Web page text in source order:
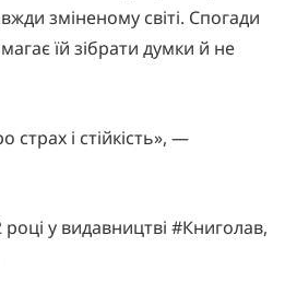
зміненому світі. Спогади
їй зібрати думки й не
і стійкість», —
у видавництві #Книголав,